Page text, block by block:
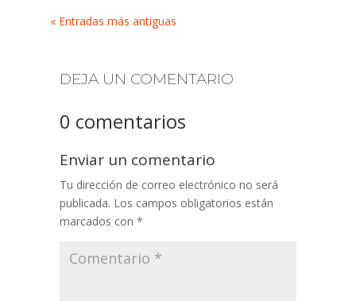
« Entradas más antiguas
DEJA UN COMENTARIO
0 comentarios
Enviar un comentario
Tu dirección de correo electrónico no será
publicada. Los campos obligatorios están
marcados con *